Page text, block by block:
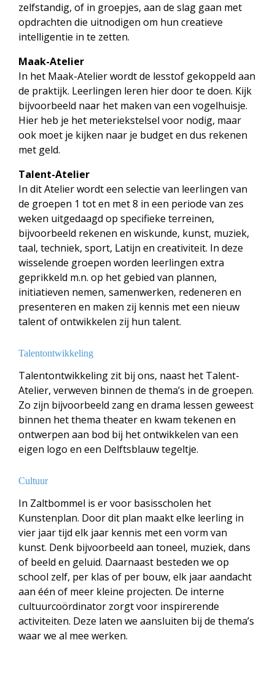
zelfstandig, of in groepjes, aan de slag gaan met
opdrachten die uitnodigen om hun creatieve
intelligentie in te zetten.
Maak-Atelier
In het Maak-Atelier wordt de lesstof gekoppeld aan
de praktijk. Leerlingen leren hier door te doen. Kijk
bijvoorbeeld naar het maken van een vogelhuisje.
Hier heb je het meteriekstelsel voor nodig, maar
ook moet je kijken naar je budget en dus rekenen
met geld.
Talent-Atelier
In dit Atelier wordt een selectie van leerlingen van
de groepen 1 tot en met 8 in een periode van zes
weken uitgedaagd op specifieke terreinen,
bijvoorbeeld rekenen en wiskunde, kunst, muziek,
taal, techniek, sport, Latijn en creativiteit. In deze
wisselende groepen worden leerlingen extra
geprikkeld m.n. op het gebied van plannen,
initiatieven nemen, samenwerken, redeneren en
presenteren en maken zij kennis met een nieuw
talent of ontwikkelen zij hun talent.
Talentontwikkeling
Talentontwikkeling zit bij ons, naast het Talent-
Atelier, verweven binnen de thema’s in de groepen.
Zo zijn bijvoorbeeld zang en drama lessen geweest
binnen het thema theater en kwam tekenen en
ontwerpen aan bod bij het ontwikkelen van een
eigen logo en een Delftsblauw tegeltje.
Cultuur
In Zaltbommel is er voor basisscholen het
Kunstenplan. Door dit plan maakt elke leerling in
vier jaar tijd elk jaar kennis met een vorm van
kunst. Denk bijvoorbeeld aan toneel, muziek, dans
of beeld en geluid. Daarnaast besteden we op
school zelf, per klas of per bouw, elk jaar aandacht
aan één of meer kleine projecten. De interne
cultuurcoördinator zorgt voor inspirerende
activiteiten. Deze laten we aansluiten bij de thema’s
waar we al mee werken.